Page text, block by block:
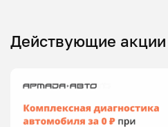
Действующие акции